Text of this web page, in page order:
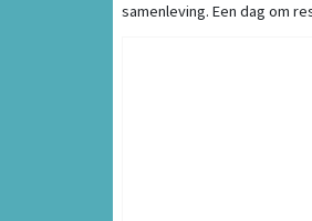
samenleving. Een dag om